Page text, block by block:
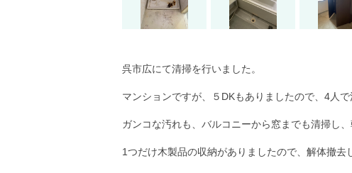
呉市広にて清掃を行いました。
マンションですが、５DKもありましたので、4人で
ガンコな汚れも、バルコニーから窓までも清掃し
1つだけ木製品の収納がありましたので、解体撤去